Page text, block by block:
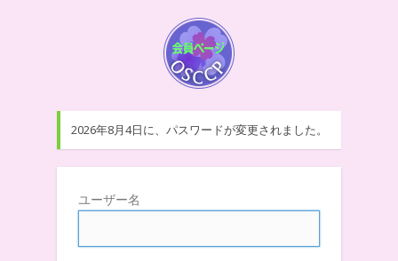
2026年8月4日に、パスワードが変更されました。
ユーザー名